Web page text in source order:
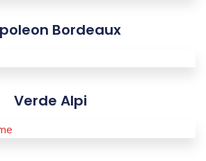
Bordeaux
Verde Alpi